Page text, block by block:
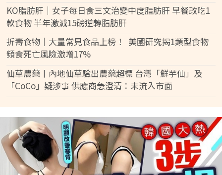
KO脂肪肝｜女子每日食三文治變中度脂肪肝 早餐改吃1
款食物 半年激減15磅逆轉脂肪肝
折壽食物｜大量常見食品上榜！ 美國研究揭1類型食物
頻食死亡風險激增17%
仙草農藥丨內地仙草驗出農藥超標 台灣「鮮芋仙」及
「CoCo」疑涉事 供應商急澄清：未流入市面